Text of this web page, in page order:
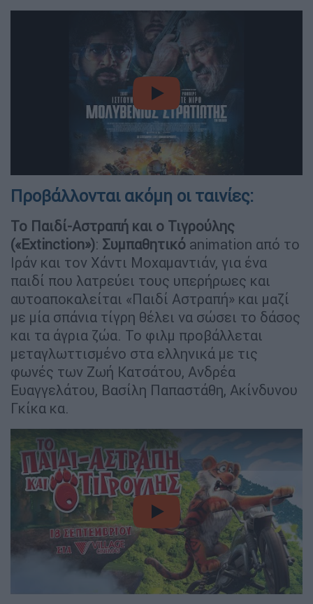
video
Προβάλλονται ακόμη οι ταινίες:
Το Παιδί-Αστραπή και ο Τιγρούλης
(«Extinction»): Συμπαθητικό animation από το
Ιράν και τον Χάντι Μοχαμαντιάν, για ένα
παιδί που λατρεύει τους υπερήρωες και
αυτοαποκαλείται «Παιδί Αστραπή» και μαζί
με μία σπάνια τίγρη θέλει να σώσει το δάσος
και τα άγρια ζώα. Το φιλμ προβάλλεται
μεταγλωττισμένο στα ελληνικά με τις
φωνές των Ζωή Κατσάτου, Ανδρέα
Ευαγγελάτου, Βασίλη Παπαστάθη, Ακίνδυνου
Γκίκα κα.
video